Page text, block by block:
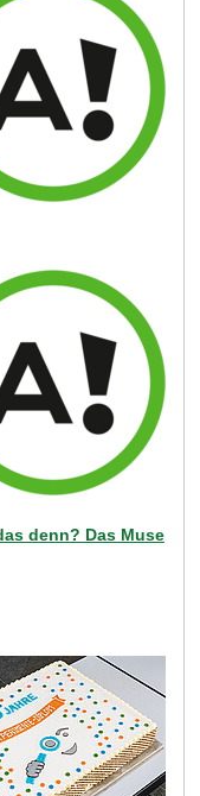
denn? Das Muse